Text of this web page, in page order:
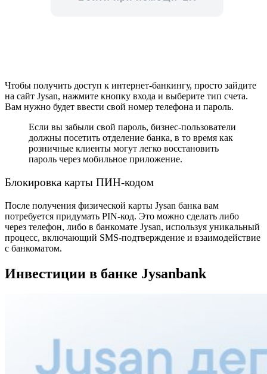
Чтобы получить доступ к интернет-банкингу, просто зайдите
на сайт Jysan, нажмите кнопку входа и выберите тип счета.
Вам нужно будет ввести свой номер телефона и пароль.
Если вы забыли свой пароль, бизнес-пользователи
должны посетить отделение банка, в то время как
розничные клиенты могут легко восстановить
пароль через мобильное приложение.
Блокировка карты ПИН-кодом
После получения физической карты Jysan банка вам
потребуется придумать PIN-код. Это можно сделать либо
через телефон, либо в банкомате Jysan, используя уникальный
процесс, включающий SMS-подтверждение и взаимодействие
с банкоматом.
Инвестиции в банке Jysanbank